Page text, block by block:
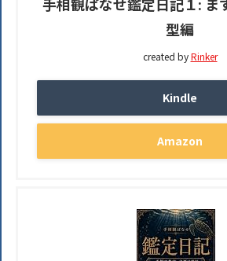
型編
created byRinker
Kindle
Amazon